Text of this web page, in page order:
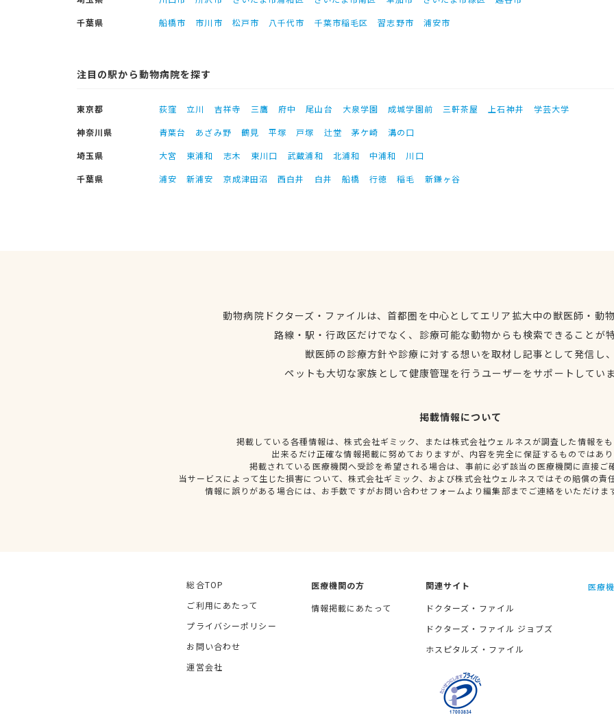
千葉県
船橋市 市川市 松戸市 八千代市 千葉市稲毛区 習志野市 浦安市
注目の駅から動物病院を探す
東京都 荻窪 立川 吉祥寺 三鷹 府中 尾山台 大泉学園 成城学園前 三軒茶屋 上石神井
学芸大学
神奈川県
青葉台 あざみ野 鶴見 平塚 戸塚 辻堂 茅ケ崎
溝の口
埼玉県
大宮 東浦和 志木 東川口 武蔵浦和 北浦和 中浦和
川口
千葉県
浦安 新浦安 京成津田沼 西白井 白井 船橋 行徳 稲毛 新鎌ヶ谷
動物病院ドクターズ・ファイルは、首都圏を中心としてエリア拡大中の獣医師・動
路線・駅・行政区だけでなく、診療可能な動物からも検索できることが
獣医師の診療方針や診療に対する想いを取材し記事として発信し
ペットも大切な家族として健康管理を行うユーザーをサポートしてい
掲載情報について
掲載している各種情報は、株式会社ギミック、または株式会社ウェルネスが調査した情報を
出来るだけ正確な情報掲載に努めておりますが、内容を完全に保証するものではあ
掲載されている医療機関へ受診を希望される場合は、事前に必ず該当の医療機関に直接ご
当サービスによって生じた損害について、株式会社ギミック、および株式会社ウェルネスではその賠償の責
情報に誤りがある場合には、お手数ですがお問い合わせフォームより編集部までご連絡をいただけま
総合TOP
ご利用にあたって
プライバシーポリシー
お問い合わせ
運営会社
医療機関の方
情報掲載にあたって
関連サイト
ドクターズ・ファイル
ドクターズ・ファイル ジョブズ
ホスピタルズ・ファイル
医療